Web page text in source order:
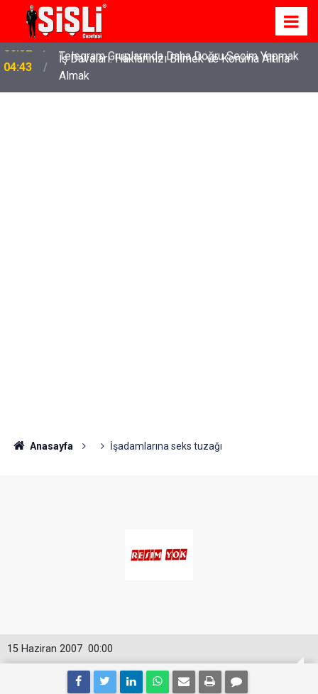
04:43
İş Davaları: Haklarınızı Bilmek ve Koruma Altına
Almak
Anasayfa İşadamlarına seks tuzağı
00:00
15 Haziran 2007